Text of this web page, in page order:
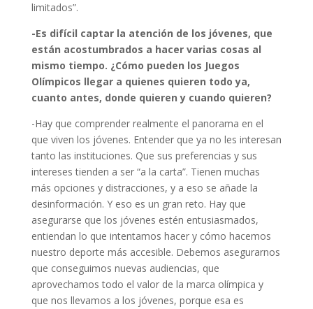
limitados”.
-Es difícil captar la atención de los jóvenes, que
están acostumbrados a hacer varias cosas al
mismo tiempo. ¿Cómo pueden los Juegos
Olímpicos llegar a quienes quieren todo ya,
cuanto antes, donde quieren y cuando quieren?
-Hay que comprender realmente el panorama en el
que viven los jóvenes. Entender que ya no les interesan
tanto las instituciones. Que sus preferencias y sus
intereses tienden a ser “a la carta”. Tienen muchas
más opciones y distracciones, y a eso se añade la
desinformación. Y eso es un gran reto. Hay que
asegurarse que los jóvenes estén entusiasmados,
entiendan lo que intentamos hacer y cómo hacemos
nuestro deporte más accesible. Debemos asegurarnos
que conseguimos nuevas audiencias, que
aprovechamos todo el valor de la marca olímpica y
que nos llevamos a los jóvenes, porque esa es